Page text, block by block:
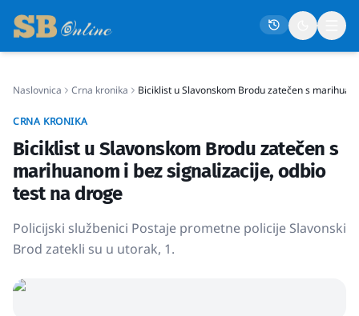
Politika
Gospodarstvo
Crna kronika
Naslovnica Crna kronika Biciklist u Slavonskom Brodu zatečen s
CRNA KRONIKA
Biciklist u Slavonskom Brodu zatečen s
marihuanom i bez signalizacije, odbio
test na droge
Policijski službenici Postaje prometne policije Slavonski
Brod zatekli su u utorak, 1.